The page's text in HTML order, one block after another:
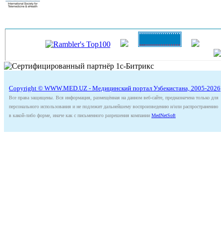
Copyright © WWW.MED.UZ - Медицинский портал Узбекистана, 2005-2026
Все права защищены. Вся информация, размещённая на данном веб-сайте, предназначена только для
персонального использования и не подлежит дальнейшему воспроизведению и/или распространению
в какой-либо форме, иначе как с письменного разрешения компании MedNetSoft